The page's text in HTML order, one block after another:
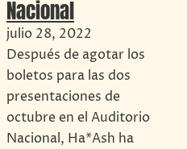
Nacional
julio 28, 2022
Después de agotar los
boletos para las dos
presentaciones de
octubre en el Auditorio
Nacional, Ha*Ash ha